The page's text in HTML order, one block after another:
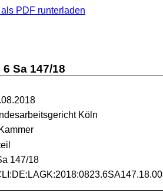
PDF runterladen
Sa 147/18
Köln
147/18